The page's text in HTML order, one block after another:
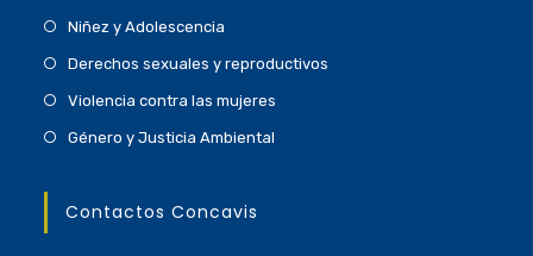
Niñez y Adolescencia
Derechos sexuales y reproductivos
Violencia contra las mujeres
Género y Justicia Ambiental
Contactos Concavis